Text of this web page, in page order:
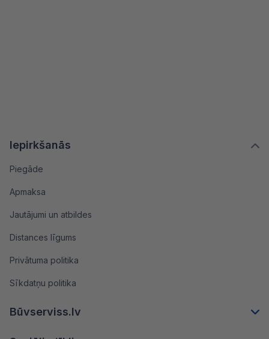
Iepirkšanās
Piegāde
Apmaksa
Jautājumi un atbildes
Distances līgums
Privātuma politika
Sīkdatņu politika
Būvserviss.lv